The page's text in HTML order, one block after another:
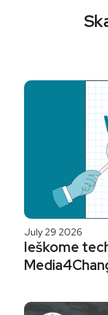
July 29 2026
Ieškome